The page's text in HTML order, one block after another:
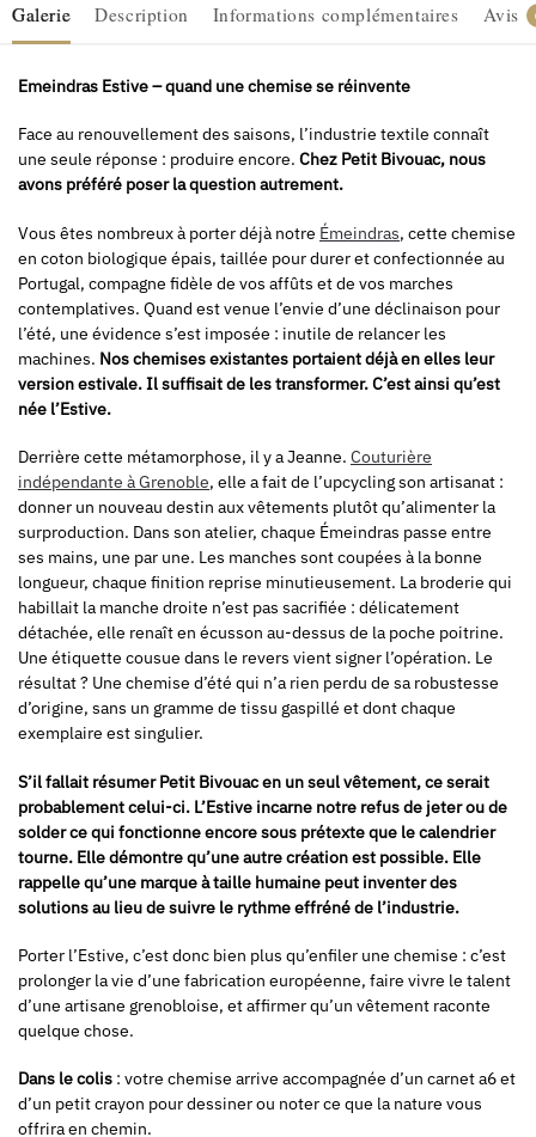
Galerie Description Informations complémentaires Avis
Emeindras Estive – quand une chemise se réinvente
Face au renouvellement des saisons, l’industrie textile connaît
une seule réponse : produire encore. Chez Petit Bivouac, nous
avons préféré poser la question autrement.
Vous êtes nombreux à porter déjà notre Émeindras, cette chemise
en coton biologique épais, taillée pour durer et confectionnée au
Portugal, compagne fidèle de vos affûts et de vos marches
contemplatives. Quand est venue l’envie d’une déclinaison pour
l’été, une évidence s’est imposée : inutile de relancer les
machines. Nos chemises existantes portaient déjà en elles leur
version estivale.Il suffisait de les transformer. C’est ainsi qu’est
née l’Estive.
Derrière cette métamorphose, il y a Jeanne. Couturière
indépendante à Grenoble, elle a fait de l’upcycling son artisanat :
donner un nouveau destin aux vêtements plutôt qu’alimenter la
surproduction. Dans son atelier, chaque Émeindras passe entre
ses mains, une par une. Les manches sont coupées à la bonne
longueur, chaque finition reprise minutieusement. La broderie qui
habillait la manche droite n’est pas sacrifiée : délicatement
détachée, elle renaît en écusson au-dessus de la poche poitrine.
Une étiquette cousue dans le revers vient signer l’opération. Le
résultat ? Une chemise d’été qui n’a rien perdu de sa robustesse
d’origine, sans un gramme de tissu gaspillé et dont chaque
exemplaire est singulier.
S’il fallait résumer Petit Bivouac en un seul vêtement, ce serait
probablement celui-ci. L’Estive incarne notre refus de jeter ou de
solder ce qui fonctionne encore sous prétexte que le calendrier
tourne. Elle démontre qu’une autre création est possible. Elle
rappelle qu’une marque à taille humaine peut inventer des
solutions au lieu de suivre le rythme effréné de l’industrie.
Porter l’Estive, c’est donc bien plus qu’enfiler une chemise : c’est
prolonger la vie d’une fabrication européenne, faire vivre le talent
d’une artisane grenobloise, et affirmer qu’un vêtement raconte
quelque chose.
Dans le colis : votre chemise arrive accompagnée d’un carnet a6 et
d’un petit crayon pour dessiner ou noter ce que la nature vous
offrira en chemin.